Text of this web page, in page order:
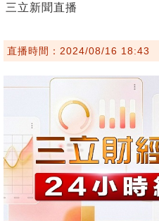
三立新聞直播
直播時間：2024/08/16 18:43